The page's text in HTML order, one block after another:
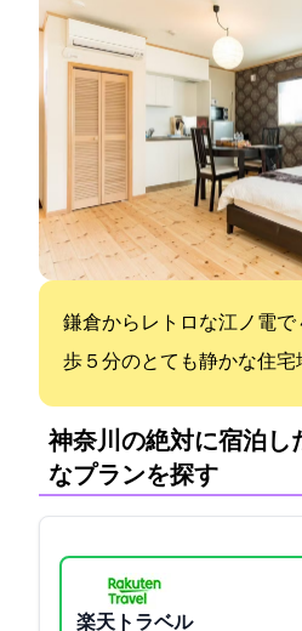
鎌倉からレトロな江ノ電
歩５分のとても静かな住宅
神奈川の絶対に宿泊し
なプランを探す
楽天トラベル